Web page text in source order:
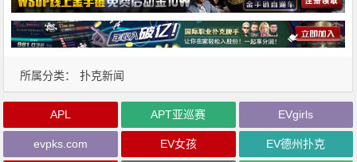
所属分类： 扑克新闻
APL APT亚巡赛 EVgirls
evpks.com EV女孩 EV德州扑克